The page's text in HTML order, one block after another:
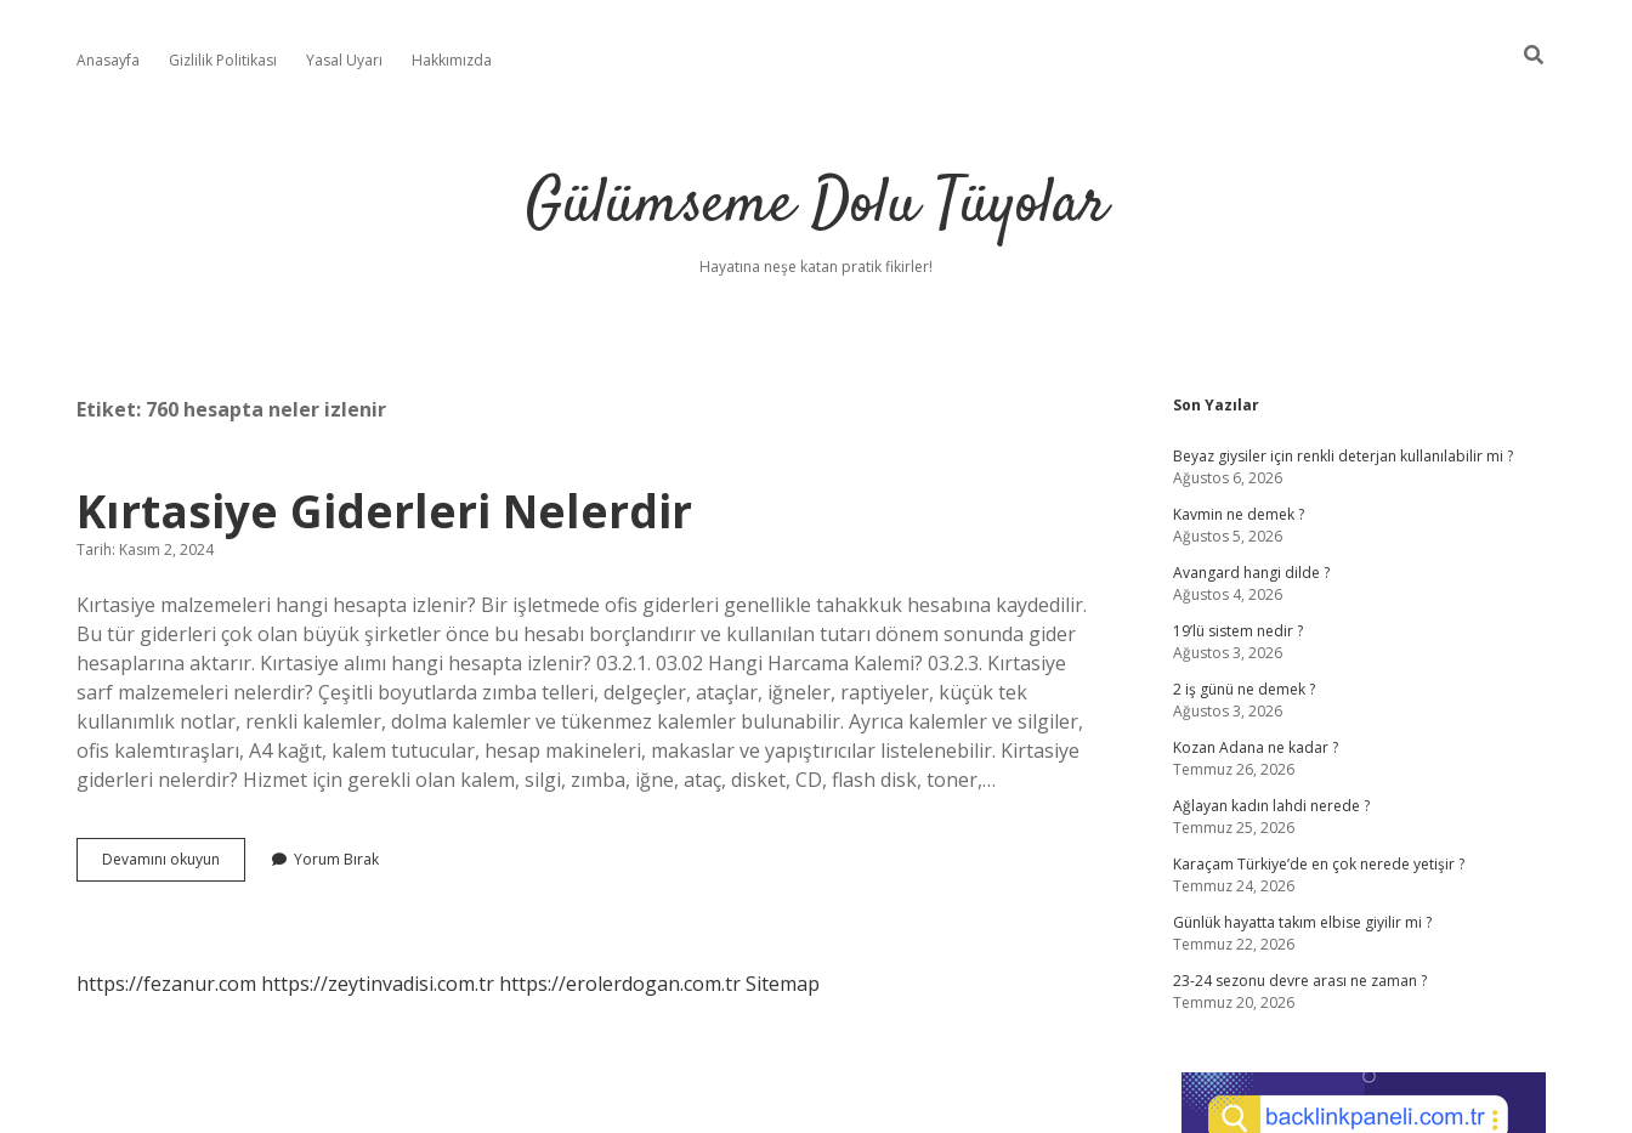
Anasayfa Gizlilik Politikası Yasal Uyarı Hakkımızda
Gülümseme Dolu Tüyolar
Hayatına neşe katan pratik fikirler!
Etiket: 760 hesapta neler izlenir
Kırtasiye Giderleri Nelerdir
Tarih: Kasım 2, 2024
Kırtasiye malzemeleri hangi hesapta izlenir? Bir işletmede ofis giderleri genellikle tahakkuk hesabına kaydedilir.
Bu tür giderleri çok olan büyük şirketler önce bu hesabı borçlandırır ve kullanılan tutarı dönem sonunda gider
hesaplarına aktarır. Kırtasiye alımı hangi hesapta izlenir? 03.2.1. 03.02 Hangi Harcama Kalemi? 03.2.3. Kırtasiye
sarf malzemeleri nelerdir? Çeşitli boyutlarda zımba telleri, delgeçler, ataçlar, iğneler, raptiyeler, küçük tek
kullanımlık notlar, renkli kalemler, dolma kalemler ve tükenmez kalemler bulunabilir. Ayrıca kalemler ve silgiler,
ofis kalemtıraşları, A4 kağıt, kalem tutucular, hesap makineleri, makaslar ve yapıştırıcılar listelenebilir. Kirtasiye
giderleri nelerdir? Hizmet için gerekli olan kalem, silgi, zımba, iğne, ataç, disket, CD, flash disk, toner,…
Devamını okuyun Kırtasiye
Giderleri
Yorum Bırak
https://fezanur.com https://zeytinvadisi.com.tr https://erolerdogan.com.trSitemap
Sidebar
Son Yazılar
Beyaz giysiler için renkli deterjan kullanılabilir mi ?
Ağustos 6, 2026
Kavmin ne demek ?
Ağustos 5, 2026
Avangard hangi dilde ?
Ağustos 4, 2026
19’lü sistem nedir ?
Ağustos 3, 2026
2 iş günü ne demek ?
Ağustos 3, 2026
Kozan Adana ne kadar ?
Temmuz 26, 2026
Ağlayan kadın lahdi nerede ?
Temmuz 25, 2026
Karaçam Türkiye’de en çok nerede yetişir ?
Temmuz 24, 2026
Günlük hayatta takım elbise giyilir mi ?
Temmuz 22, 2026
23-24 sezonu devre arası ne zaman ?
Temmuz 20, 2026
ilbet yeni giriş